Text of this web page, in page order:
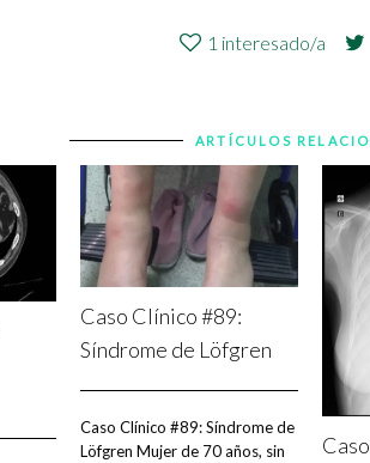
1 interesado/a
ARTÍCULOS
Caso Clínico #89:
Síndrome de Löfgren
Caso Clínico #89: Síndrome de
Löfgren Mujer de 70 años, sin